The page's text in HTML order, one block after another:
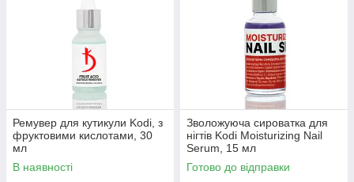
Ремувер для кутикули Kodi, з
фруктовими кислотами, 30
мл
В наявності
Зволожуюча сироватка для
нігтів Kodi Moisturizing Nail
Serum, 15 мл
Готово до відправки